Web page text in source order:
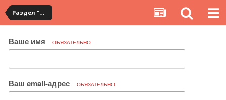
Раздел "Мои посылки" на сервисе YouCanBuy
Ваше имя ОБЯЗАТЕЛЬНО
Ваш email-адрес ОБЯЗАТЕЛЬНО